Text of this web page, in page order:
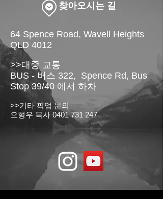
​찾아오시는 길
64 Spence Road, Wavell Heights
QLD 4012
>>대중 교통
BUS - 버스 322, Spence Rd, Bus
Stop 39/40 에서 하차
>>기타 픽업 문의
오형우 목사 0401 731 247